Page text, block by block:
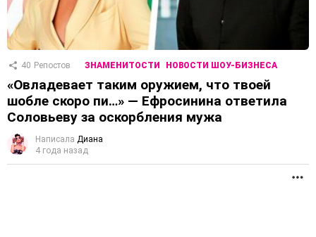
40 Репостов ЗНАМЕНИТОСТИ НОВОСТИ ШОУ-БИЗНЕСА
«Овладевает таким оружием, что твоей
шобле скоро пи…» — Ефросинина ответила
Соловьеву за оскорбления мужа
Написала Диана
4 года назад